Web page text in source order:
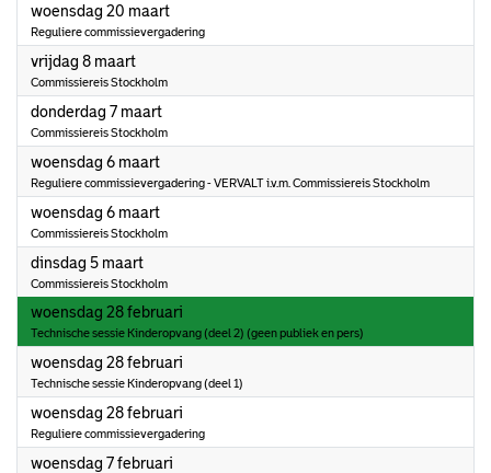
woensdag 20 maart2024
Reguliere commissievergadering
vrijdag 8 maart2024
Commissiereis Stockholm
donderdag 7 maart2024
Commissiereis Stockholm
woensdag 6 maart2024
Reguliere commissievergadering - VERVALT i.v.m. Commissiereis Stockholm
woensdag 6 maart2024
Commissiereis Stockholm
dinsdag 5 maart2024
Commissiereis Stockholm
woensdag 28 februari
Technische sessie Kinderopvang (deel 2) (geen publiek en pers)
woensdag 28 februari
Technische sessie Kinderopvang (deel 1)
woensdag 28 februari
Reguliere commissievergadering
woensdag 7 februari